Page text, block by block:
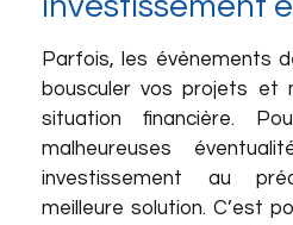
Parfois, les évènements
bousculer vos projets et
situation financière.
malheureuses
investissement au
meilleure solution. C’est